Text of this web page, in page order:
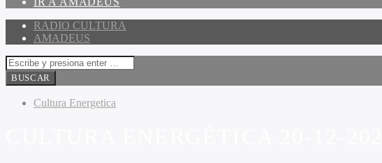
RADIO CULTURA
AMADEUS
Cultura Energetica